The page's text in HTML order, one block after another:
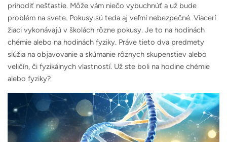
prihodiť nešťastie. Môže vám niečo vybuchnúť a už bude
problém na svete. Pokusy sú teda aj veľmi nebezpečné. Viacerí
žiaci vykonávajú v školách rôzne pokusy. Je to na hodinách
chémie alebo na hodinách fyziky. Práve tieto dva predmety
slúžia na objavovanie a skúmanie rôznych skupenstiev alebo
veličín, či fyzikálnych vlastností. Už ste boli na hodine chémie
alebo fyziky?